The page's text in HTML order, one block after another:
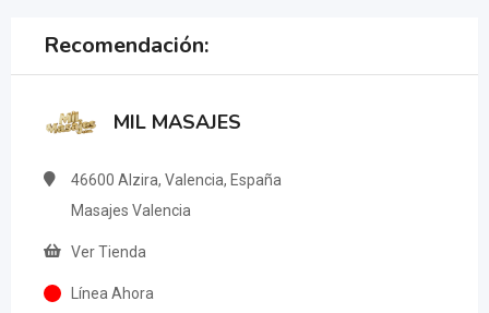
Recomendación:
MIL MASAJES
46600 Alzira, Valencia, España
Masajes Valencia
Ver Tienda
Línea Ahora